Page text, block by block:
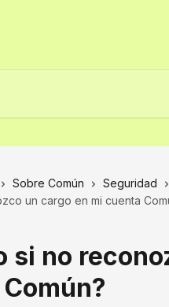
Sobre Común
Seguridad
un cargo en mi cuenta
si no